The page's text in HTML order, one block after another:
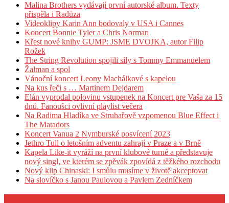
Malina Brothers vydávají první autorské album. Texty
přispěla i Radůza
Videoklipy Karin Ann bodovaly v USA i Cannes
Koncert Bonnie Tyler a Chris Norman
Křest nové knihy GUMP: JSME DVOJKA, autor Filip
Rožek
The String Revolution spojili síly s Tommy Emmanuelem
Žalman a spol
Vánoční koncert Leony Machálkové s kapelou
Na kus řeči s … Martinem Dejdarem
Elán vyprodal polovinu vstupenek na Koncert pre Vaša za 15
dnů. Fanoušci ovlivní playlist večera
Na Radima Hladíka ve Struhařově vzpomenou Blue Effect i
The Matadors
Koncert Vanua 2 Nymburské posvícení 2023
Jethro Tull o letošním adventu zahrají v Praze a v Brně
Kapela Like-it vyráží na první klubové turné a představuje
nový singl, ve kterém se zpěvák zpovídá z těžkého rozchodu
Nový klip Chinaski: I smůlu musíme v životě akceptovat
Na slovíčko s Janou Paulovou a Pavlem Zedníčkem